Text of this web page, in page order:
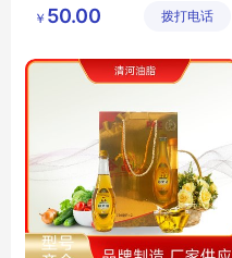
正宗稻米油
限公司
￥ 50.00 拨打电话